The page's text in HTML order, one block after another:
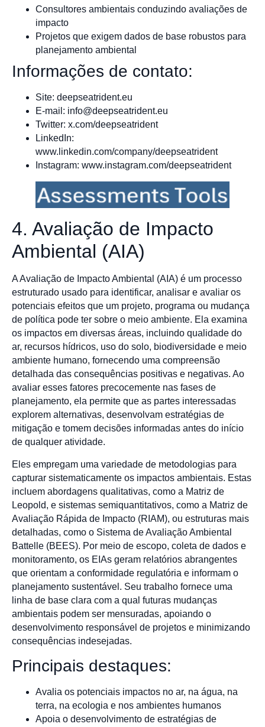
Consultores ambientais conduzindo avaliações de
impacto
Projetos que exigem dados de base robustos para
planejamento ambiental
Informações de contato:
Site: deepseatrident.eu
E-mail: info@deepseatrident.eu
Twitter: x.com/deepseatrident
LinkedIn:
www.linkedin.com/company/deepseatrident
Instagram: www.instagram.com/deepseatrident
4. Avaliação de Impacto
Ambiental (AIA)
A Avaliação de Impacto Ambiental (AIA) é um processo
estruturado usado para identificar, analisar e avaliar os
potenciais efeitos que um projeto, programa ou mudança
de política pode ter sobre o meio ambiente. Ela examina
os impactos em diversas áreas, incluindo qualidade do
ar, recursos hídricos, uso do solo, biodiversidade e meio
ambiente humano, fornecendo uma compreensão
detalhada das consequências positivas e negativas. Ao
avaliar esses fatores precocemente nas fases de
planejamento, ela permite que as partes interessadas
explorem alternativas, desenvolvam estratégias de
mitigação e tomem decisões informadas antes do início
de qualquer atividade.
Eles empregam uma variedade de metodologias para
capturar sistematicamente os impactos ambientais. Estas
incluem abordagens qualitativas, como a Matriz de
Leopold, e sistemas semiquantitativos, como a Matriz de
Avaliação Rápida de Impacto (RIAM), ou estruturas mais
detalhadas, como o Sistema de Avaliação Ambiental
Battelle (BEES). Por meio de escopo, coleta de dados e
monitoramento, os EIAs geram relatórios abrangentes
que orientam a conformidade regulatória e informam o
planejamento sustentável. Seu trabalho fornece uma
linha de base clara com a qual futuras mudanças
ambientais podem ser mensuradas, apoiando o
desenvolvimento responsável de projetos e minimizando
consequências indesejadas.
Principais destaques:
Avalia os potenciais impactos no ar, na água, na
terra, na ecologia e nos ambientes humanos
Apoia o desenvolvimento de estratégias de